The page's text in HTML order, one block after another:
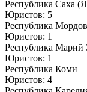
Республика Саха
Юристов: 5
Республика
Юристов: 1
Республика Марий
Юристов: 1
Республика Коми
Юристов: 4